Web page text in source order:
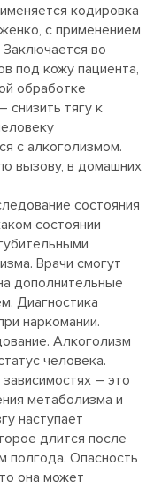
кодировка
с применением
во
под кожу пациента,
обработке
снизить тягу к
с алкоголизмом.
вызову, в домашних
состояния
состоянии
Врачи смогут
дополнительные
Диагностика
наркомании.
Алкоголизм
человека.
– это
метаболизма и
наступает
длится после
полгода. Опасность
она может